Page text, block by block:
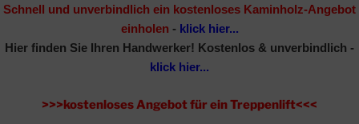
Schnell und unverbindlich ein kostenloses Kaminholz-Angebot
einholen -klick hier...
Hier finden Sie Ihren Handwerker! Kostenlos & unverbindlich -
klick hier...
>>>kostenloses Angebot für ein Treppenlift<<<